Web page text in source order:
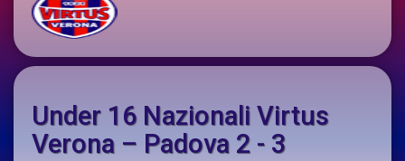
Under 16 Nazionali Virtus
Verona – Padova 2 - 3